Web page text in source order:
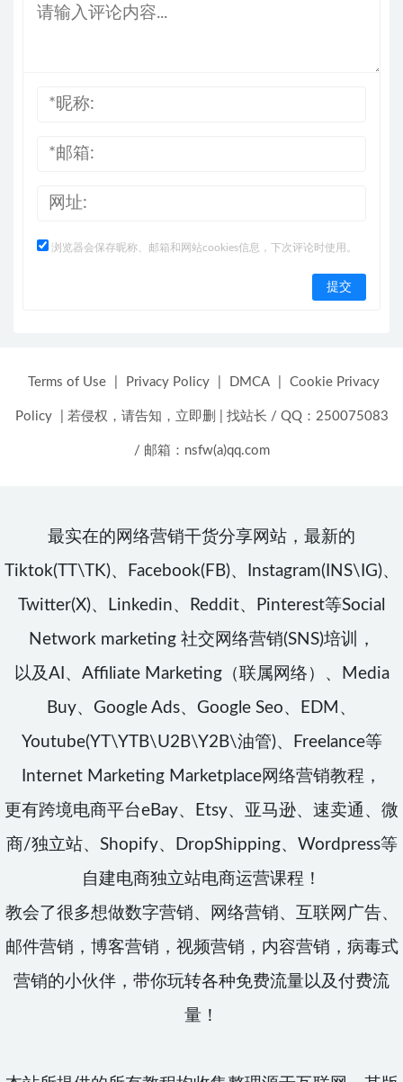
浏览器会保存昵称、邮箱和网站cookies信息，下次评论时使用。
Terms of Use Privacy Policy DMCA Cookie Privacy
Policy 若侵权，请告知，立即删 找站长 / QQ：250075083
/ 邮箱：nsfw(a)qq.com
最实在的网络营销干货分享网站，最新的
Tiktok(TT\TK)、Facebook(FB)、Instagram(INS\IG)、
Twitter(X)、Linkedin、Reddit、Pinterest等Social
Network marketing 社交网络营销(SNS)培训，
以及AI、Affiliate Marketing（联属网络）、Media
Buy、Google Ads、Google Seo、EDM、
Youtube(YT\YTB\U2B\Y2B\油管)、Freelance等
Internet Marketing Marketplace网络营销教程，
更有跨境电商平台eBay、Etsy、亚马逊、速卖通、微
商/独立站、Shopify、DropShipping、Wordpress等
自建电商独立站电商运营课程！
教会了很多想做数字营销、网络营销、互联网广告、
邮件营销，博客营销，视频营销，内容营销，病毒式
营销的小伙伴，带你玩转各种免费流量以及付费流
量！